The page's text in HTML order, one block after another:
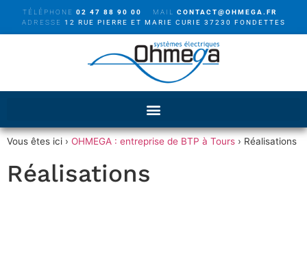
TÉLÉPHONE 02 47 88 90 00 MAIL CONTACT@OHMEGA.FR
ADRESSE 12 RUE PIERRE ET MARIE CURIE 37230 FONDETTES
Vous êtes ici › OHMEGA : entreprise de BTP à Tours › Réalisations
Réalisations